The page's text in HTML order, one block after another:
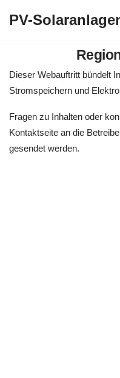
PV-
Dieser Webauftritt bündelt
Stromspeichern und
Fragen zu Inhalten oder
Kontaktseite an die
gesendet werden.